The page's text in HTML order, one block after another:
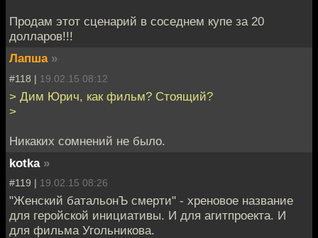
Продам этот сценарий в соседнем купе за 20
долларов!!!
Лапша »
#118 | 19.02.15 08:12
> Дим Юрич, как фильм? Стоящий?
>
Никаких сомнений не было.
kotka »
#119 | 19.02.15 08:26
"Женский батальонЪ смерти" - хреновое название
для геройской инициативы. И для агитпроекта. И
для фильма Угольникова.